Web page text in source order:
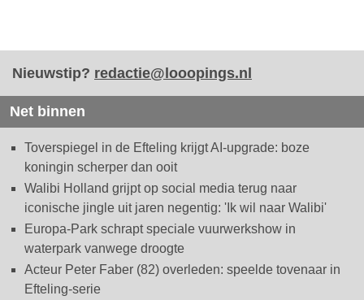
Nieuwstip? redactie@looopings.nl
Net binnen
Toverspiegel in de Efteling krijgt AI-upgrade: boze
koningin scherper dan ooit
Walibi Holland grijpt op social media terug naar
iconische jingle uit jaren negentig: 'Ik wil naar Walibi'
Europa-Park schrapt speciale vuurwerkshow in
waterpark vanwege droogte
Acteur Peter Faber (82) overleden: speelde tovenaar in
Efteling-serie